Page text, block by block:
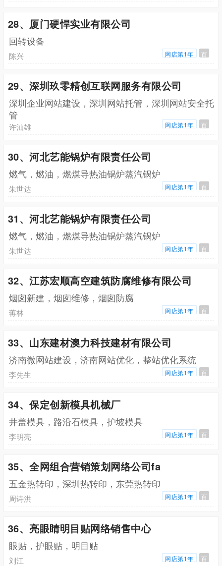
28、厦门硬悍实业有限公司
回转设备
陈兴 网店第1年 百
29、深圳玖零精创互联网服务有限公司
深圳企业网站建设，深圳网站托管，深圳网站安全托
管
许汕雄 网店第1年 百
30、河北艺能锅炉有限责任公司
燃气，燃油，燃煤导热油锅炉蒸汽锅炉
朱世达 网店第1年 百
31、河北艺能锅炉有限责任公司
燃气，燃油，燃煤导热油锅炉蒸汽锅炉
朱世达 网店第1年 百
32、江苏宏顺高空建筑防腐维修有限公司
烟囱新建，烟囱维修，烟囱防腐
蒋林 网店第1年 百
33、山东建材澳力科技建材有限公司
济南微网站建设，济南网站优化，整站优化系统
李先生 网店第1年 百
34、保定创新模具机械厂
井盖模具，路沿石模具，护坡模具
李明亮 网店第1年 百
35、全网组合营销策划网络公司fa
五金热转印，深圳热转印，东莞热转印
周诗洪 网店第1年 百
36、亮眼睛明目贴网络销售中心
眼贴，护眼贴，明目贴
刘江 网店第1年 百